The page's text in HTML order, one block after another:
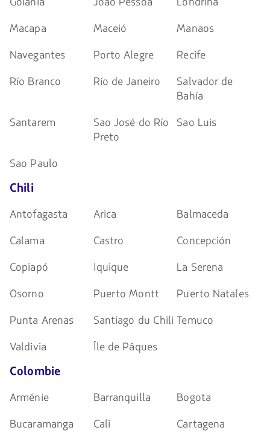
Macapa
Maceió
Manaos
Navegantes
Porto Alegre
Recife
Río Branco
Río de Janeiro
Salvador de
Bahía
Santarem
Sao José do Río
Preto
Sao Luis
Sao Paulo
Chili
Antofagasta Arica
Balmaceda
Calama
Castro
Concepción
Copiapó
Iquique
La Serena
Osorno
Puerto Montt
Puerto Natales
Punta Arenas
Santiago du Chili Temuco
Valdivia
Île de Pâques
Colombie
Arménie Barranquilla
Bogota
Bucaramanga
Cali
Cartagena